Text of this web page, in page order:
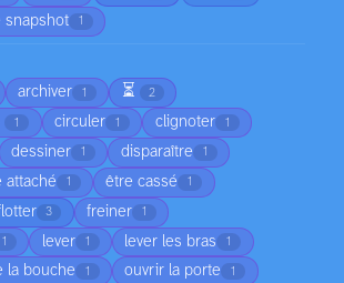
snapshot 1
archiver 1 ⏳ 2
1 circuler 1 clignoter 1
dessiner 1 disparaître 1
attaché 1 être cassé 1
3 freiner 1
1 lever 1 lever les bras 1
la bouche 1 ouvrir la porte 1